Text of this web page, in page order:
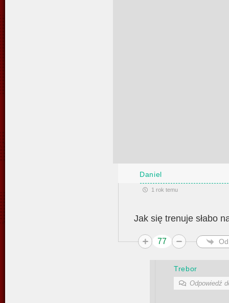
Daniel
1 rok temu
Jak się trenuje słabo
77
Trebor
Odpowiedź